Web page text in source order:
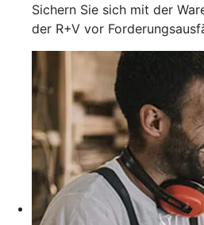
Sichern Sie sich mit der
der R+V vor